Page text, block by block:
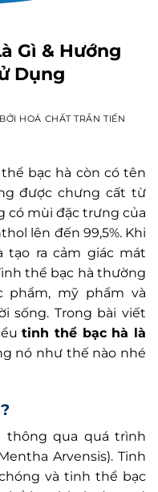
Gì & Hướng
Dụng
BỞI HOÁ CHẤT TRẦN TIẾN
bạc hà còn có tên
được chưng cất từ
có mùi đặc trưng của
lên đến 99,5%. Khi
tạo ra cảm giác mát
thể bạc hà thường
phẩm, mỹ phẩm và
sống. Trong bài viết
tinh thể bạc hà là
nó như thế nào nhé
thông qua quá trình
Arvensis). Tinh
và tinh thể bạc